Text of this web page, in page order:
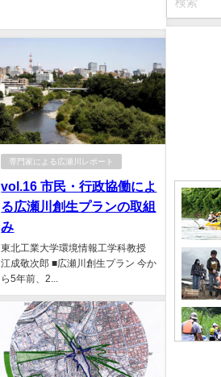
専門家による広瀬川レポート
vol.16 市民・行政協働によ
る広瀬川創生プランの取組
み
東北工業大学環境情報工学科教授
江成敬次郎 ■広瀬川創生プラン 今か
ら5年前、2...